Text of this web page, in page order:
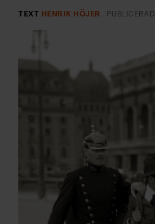
ARKIV & E-TIDNING
EVENEMANG & RESOR
KONTAKTA F&F
SKRIV I F&F
PRENUMERERA PÅ F&F
TEXT HENRIK HÖJER PUBLICERAD